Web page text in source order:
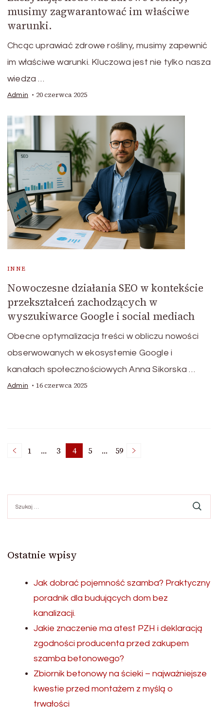
musimy zagwarantować im właściwe
warunki.
Chcąc uprawiać zdrowe rośliny, musimy zapewnić
im właściwe warunki. Kluczowa jest nie tylko nasza
wiedza …
Admin 20 czerwca 2025
INNE
Nowoczesne działania SEO w kontekście
przekształceń zachodzących w
wyszukiwarce Google i social mediach
Obecne optymalizacja treści w obliczu nowości
obserwowanych w ekosystemie Google i
kanałach społecznościowych Anna Sikorska …
Admin 16 czerwca 2025
Nawigacja
po
wpisach
Page
1 … Page
3 Page
4 Page
5 … Page
59
Ostatnie wpisy
Jak dobrać pojemność szamba? Praktyczny
poradnik dla budujących dom bez
kanalizacji.
Jakie znaczenie ma atest PZH i deklaracją
zgodności producenta przed zakupem
szamba betonowego?
Zbiornik betonowy na ścieki – najważniejsze
kwestie przed montażem z myślą o
trwałości